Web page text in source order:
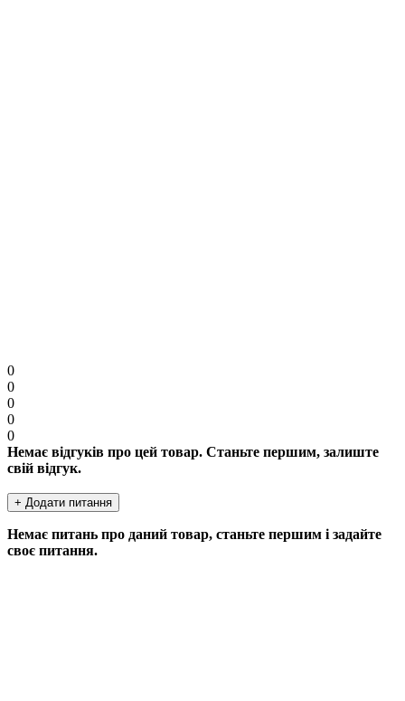
0
0
0
0
0
Немає відгуків про цей товар. Станьте першим, залиште
свій відгук.
+ Додати питання
Немає питань про даний товар, станьте першим і задайте
своє питання.